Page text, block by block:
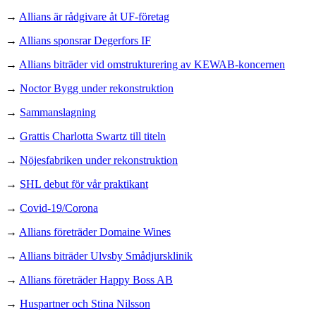
→ Allians är rådgivare åt UF-företag
→ Allians sponsrar Degerfors IF
→ Allians biträder vid omstrukturering av KEWAB-koncernen
→ Noctor Bygg under rekonstruktion
→ Sammanslagning
→ Grattis Charlotta Swartz till titeln
→ Nöjesfabriken under rekonstruktion
→ SHL debut för vår praktikant
→ Covid-19/Corona
→ Allians företräder Domaine Wines
→ Allians biträder Ulvsby Smådjursklinik
→ Allians företräder Happy Boss AB
→ Huspartner och Stina Nilsson